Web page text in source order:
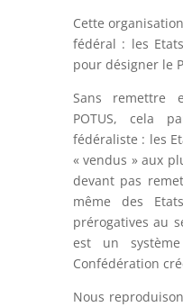
Cette
fédéral : les
pour désigner le
Sans remettre
POTUS, cela
fédéraliste : les
« vendus » aux
devant pas
même des
prérogatives au
est un
Confédération
Nous